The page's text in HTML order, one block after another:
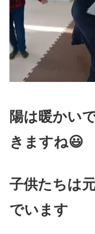
陽は暖かい
きますね😃
子供たちは
でいます